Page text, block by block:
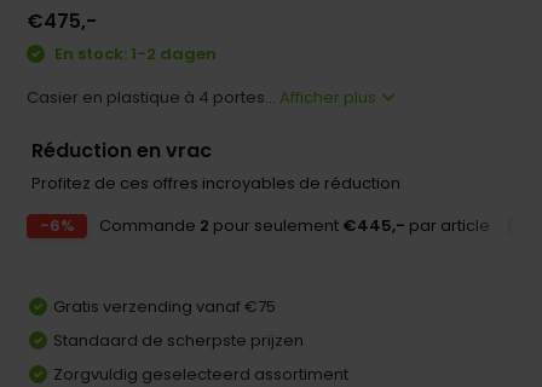
€475,-
En stock: 1-2 dagen
Casier en plastique à 4 portes... Afficher plus
Réduction en vrac
Profitez de ces offres incroyables de réduction
-6%
Commande 2 pour seulement €445,- par article
Gratis verzending vanaf €75
Standaard de scherpste prijzen
Zorgvuldig geselecteerd assortiment